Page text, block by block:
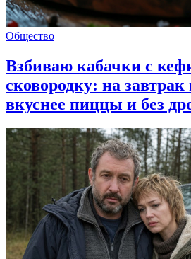
Общество
Взбиваю кабачки с
сковородку: на
вкуснее пиццы и без